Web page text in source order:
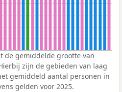
de gemiddelde grootte van
zijn de gebieden van laag
gemiddeld aantal personen in
gelden voor 2025.